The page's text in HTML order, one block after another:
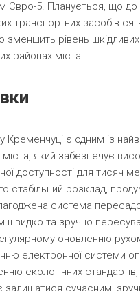
Євро-5. Планується, що до
транспортних засобів
зменшить рівень шкідливих
районах міста.
Кременчуці є одним із
який забезпечує
доступності для тисяч
стабільний розклад,
система
швидко та зручно
оновленню
електронної системи
екологічних
залишатися сучасним,